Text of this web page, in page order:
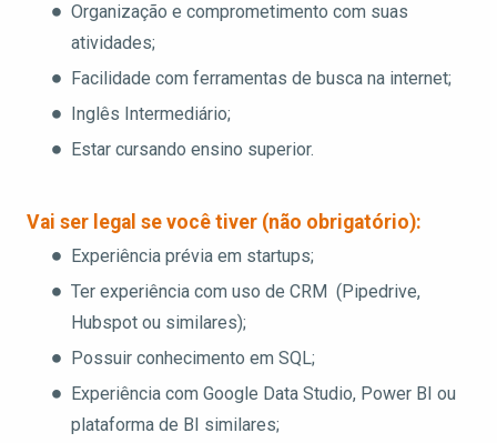
Organização e comprometimento com suas
atividades;
Facilidade com ferramentas de busca na internet;
Inglês Intermediário;
Estar cursando ensino superior.
Vai ser legal se você tiver (não obrigatório):
Experiência prévia em startups;
Ter experiência com uso de CRM (Pipedrive,
Hubspot ou similares);
Possuir conhecimento em SQL;
Experiência com Google Data Studio, Power BI ou
plataforma de BI similares;